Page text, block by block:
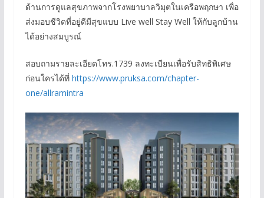
ด้านการดูแลสุขภาพจากโรงพยาบาลวิมุตในเครือพฤกษา เพื่อ
ส่งมอบชีวิตที่อยู่ดีมีสุขแบบ Live well Stay Well ให้กับลูกบ้าน
ได้อย่างสมบูรณ์
สอบถามรายละเอียดโทร.1739 ลงทะเบียนเพื่อรับสิทธิพิเศษ
ก่อนใครได้ที่ https://www.pruksa.com/chapter-
one/allramintra